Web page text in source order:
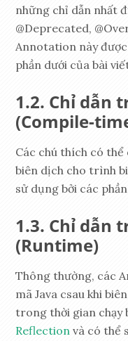
những chỉ dẫn nhất
@Deprecated,
Annotation này
phần dưới của bài
Chỉ dẫn
(Compile-
Các chú thích có
biên dịch cho trình
sử dụng bởi các
Chỉ dẫn
(Runtime)
Thông thường, các
mã Java csau khi
trong thời gian chạy
Reflection và có thể